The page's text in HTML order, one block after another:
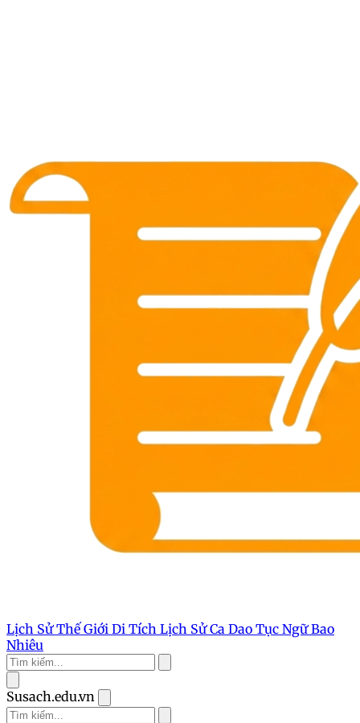
Lịch Sử Thế Giới Di Tích Lịch SửCa Dao Tục NgữBao
Nhiêu
Susach.edu.vn